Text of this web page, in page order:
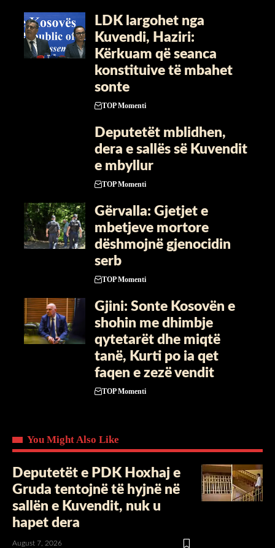
LDK largohet nga
Kuvendi, Haziri:
Kërkuam që seanca
konstituive të mbahet
sonte
TOP Momenti
Deputetët mblidhen,
dera e sallës së Kuvendit
e mbyllur
TOP Momenti
Gërvalla: Gjetjet e
mbetjeve mortore
dëshmojnë gjenocidin
serb
TOP Momenti
Gjini: Sonte Kosovën e
shohin me dhimbje
qytetarët dhe miqtë
tanë, Kurti po ia qet
faqen e zezë vendit
TOP Momenti
You Might Also Like
Deputetët e PDK Hoxhaj e
Gruda tentojnë të hyjnë në
sallën e Kuvendit, nuk u
hapet dera
August 7, 2026